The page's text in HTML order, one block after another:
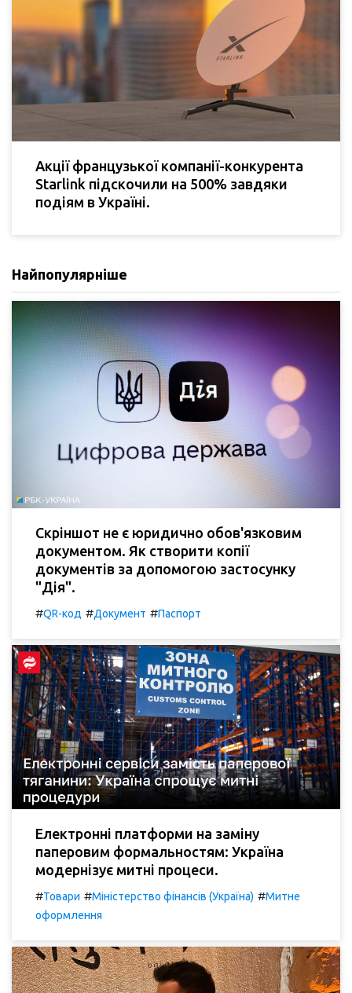
Акції французької компанії-конкурента
Starlink підскочили на 500% завдяки
подіям в Україні.
Найпопулярніше
Скріншот не є юридично обов'язковим
документом. Як створити копії
документів за допомогою застосунку
"Дія".
#QR-код #Документ #Паспорт
Електронні платформи на заміну
паперовим формальностям: Україна
модернізує митні процеси.
#Товари #Міністерство фінансів (Україна) #Митне
оформлення